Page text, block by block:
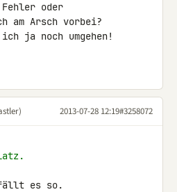
oder
am Arsch vorbei?
ja noch umgehen!
2013-07-28 12:19#3258072
es so.